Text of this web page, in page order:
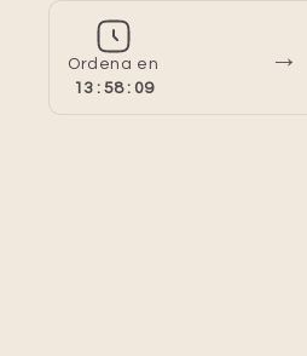
Ordena en
13 : 58 : 09
→